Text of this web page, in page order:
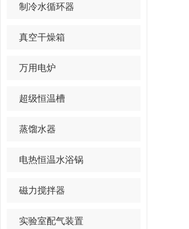
制冷水循环器
真空干燥箱
万用电炉
超级恒温槽
蒸馏水器
电热恒温水浴锅
磁力搅拌器
实验室配气装置